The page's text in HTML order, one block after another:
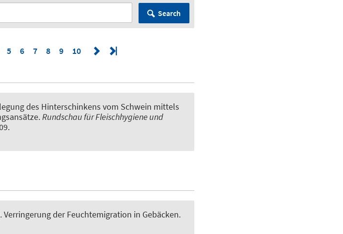
Search
5 6 7 8 9 10
des Hinterschinkens vom Schwein mittels
. Rundschau für Fleischhygiene und
Verringerung der Feuchtemigration in Gebäcken.